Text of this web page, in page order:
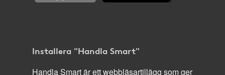
Installera "Handla Smart"
Handla Smart är ett webbläsartillägg som ger